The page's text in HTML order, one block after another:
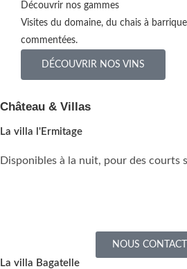
Découvrir nos gammes
Visites du domaine, du chais à
commentées.
DÉCOUVRIR NOS VINS
Château & Villas
La villa l'Ermitage
Disponibles à la nuit, pour des courts
NOUS
La villa Bagatelle